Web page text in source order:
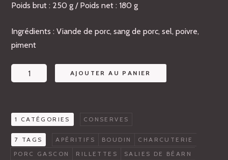
Poids brut : 250 g / Poids net : 180 g
Ingrédients : Viande de porc, sang de porc, sel, poivre,
piment
quantité
de
de
porc
Gascon
AJOUTER AU PANIER
1 CATÉGORIES CONSERVES
7 TAGS APÉRITIFS BOUDIN
CHARCUTERIE
PORC GASCON
RILLETTES
SALIES DE BÉARN